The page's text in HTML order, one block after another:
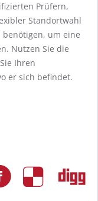
Prüfern,
Standortwahl
um eine
Nutzen Sie die
Ihren
er sich befindet.